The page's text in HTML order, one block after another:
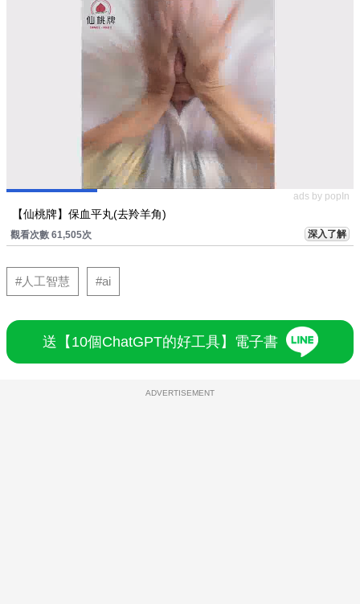
ads by popIn
【仙桃牌】保血平丸(去羚羊角)
觀看次數 61,505次 深入了解
#人工智慧 #ai
送【10個ChatGPT的好工具】電子書
ADVERTISEMENT